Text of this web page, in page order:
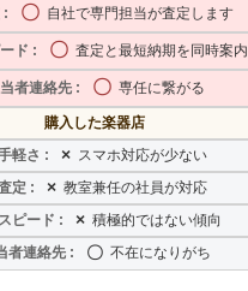
〇 自社で専門担当が査定します
〇 査定と最短納期を同時案内
〇 専任に繋がる
購入した楽器店
× スマホ対応が少ない
× 教室兼任の社員が対応
× 積極的ではない傾向
〇 不在になりがち